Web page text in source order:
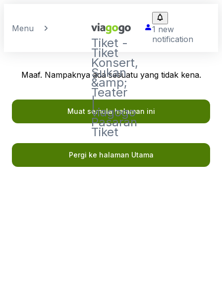
Menu
Tiket -
Tiket
Konsert,
Sukan
&amp;
Teater
|
viagogo
Pasaran
Tiket
1 new
notification
Maaf. Nampaknya ada sesuatu yang tidak kena.
Muat semula halaman ini
Pergi ke halaman Utama